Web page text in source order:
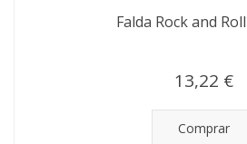
Falda Rock and
13,22 €
Comprar